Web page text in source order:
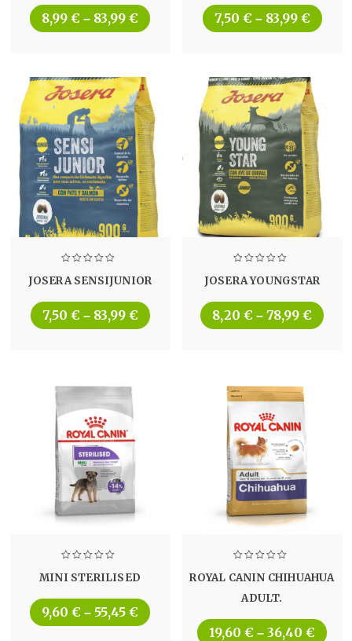
8,99 € – 83,99 € 7,50 € – 83,99 €
JOSERA SENSIJUNIOR
7,50 € – 83,99 €
JOSERA YOUNGSTAR
8,20 € – 78,99 €
MINI STERILISED
9,60 € – 55,45 €
ROYAL CANIN CHIHUAHUA
ADULT.
19,60 € – 36,40 €